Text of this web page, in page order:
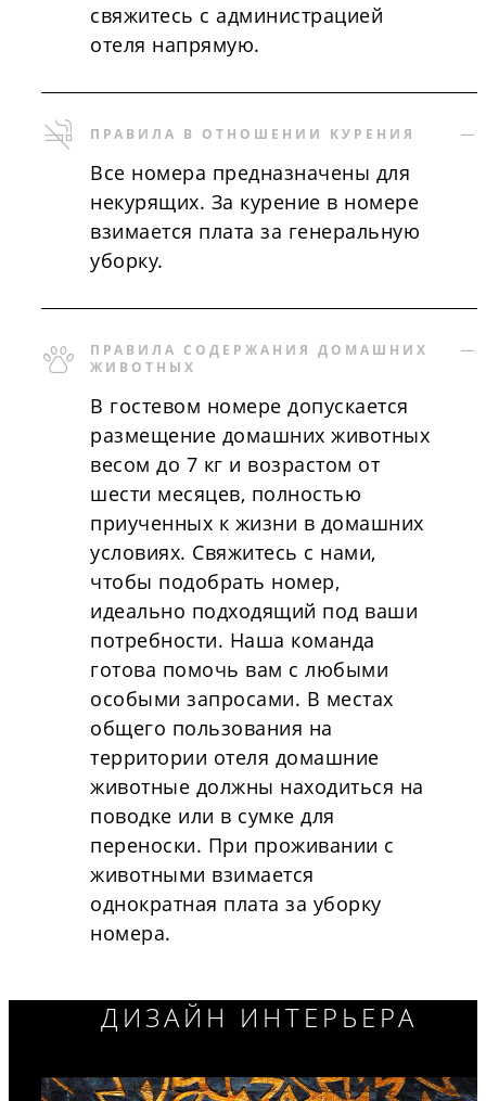
свяжитесь с администрацией
отеля напрямую.
ПРАВИЛА В ОТНОШЕНИИ КУРЕНИЯ
Все номера предназначены для
некурящих. За курение в номере
взимается плата за генеральную
уборку.
ПРАВИЛА СОДЕРЖАНИЯ ДОМАШНИХ
ЖИВОТНЫХ
В гостевом номере допускается
размещение домашних животных
весом до 7 кг и возрастом от
шести месяцев, полностью
приученных к жизни в домашних
условиях. Свяжитесь с нами,
чтобы подобрать номер,
идеально подходящий под ваши
потребности. Наша команда
готова помочь вам с любыми
особыми запросами. В местах
общего пользования на
территории отеля домашние
животные должны находиться на
поводке или в сумке для
переноски. При проживании с
животными взимается
однократная плата за уборку
номера.
ДИЗАЙН ИНТЕРЬЕРА